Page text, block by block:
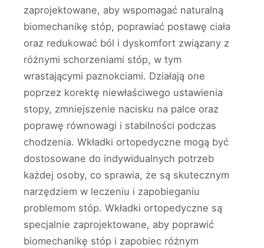
zaprojektowane, aby wspomagać naturalną
biomechanikę stóp, poprawiać postawę ciała
oraz redukować ból i dyskomfort związany z
różnymi schorzeniami stóp, w tym
wrastającymi paznokciami. Działają one
poprzez korektę niewłaściwego ustawienia
stopy, zmniejszenie nacisku na palce oraz
poprawę równowagi i stabilności podczas
chodzenia. Wkładki ortopedyczne mogą być
dostosowane do indywidualnych potrzeb
każdej osoby, co sprawia, że są skutecznym
narzędziem w leczeniu i zapobieganiu
problemom stóp. Wkładki ortopedyczne są
specjalnie zaprojektowane, aby poprawić
biomechanikę stóp i zapobiec różnym